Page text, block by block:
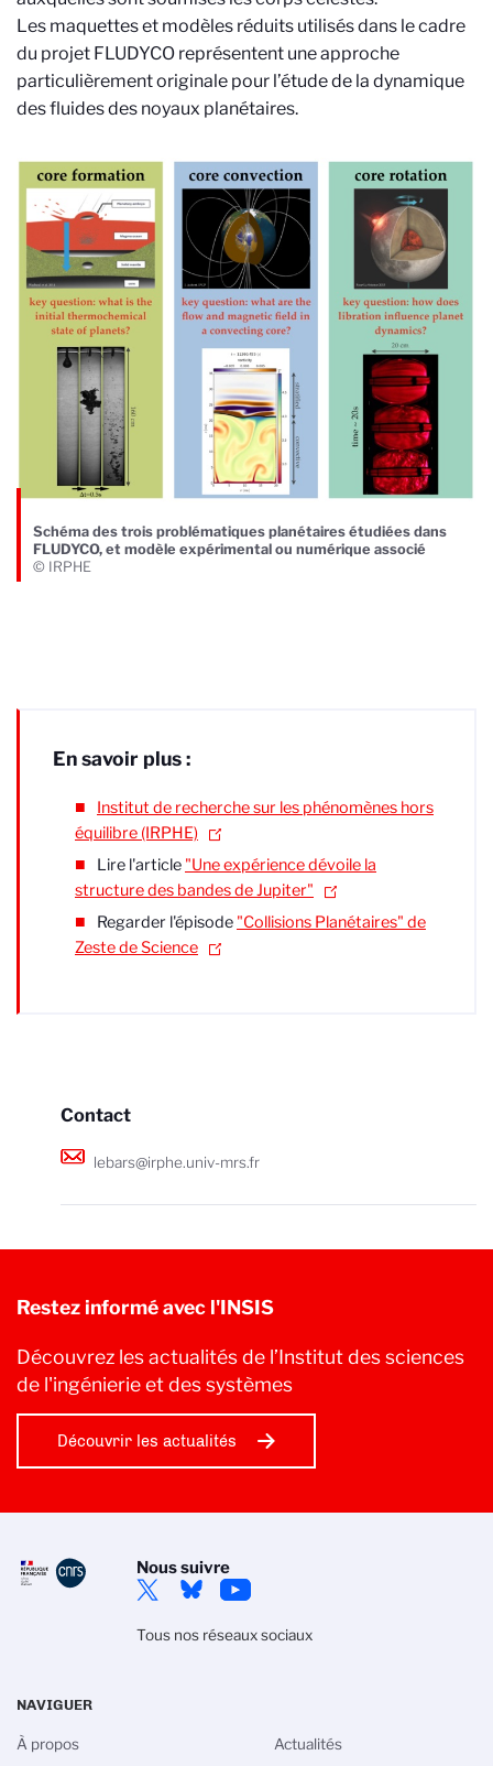
Les maquettes et modèles réduits utilisés dans le cadre
du projet FLUDYCO représentent une approche
particulièrement originale pour l’étude de la dynamique
des fluides des noyaux planétaires.
Schéma des trois problématiques planétaires étudiées dans
FLUDYCO, et modèle expérimental ou numérique associé
© IRPHE
En savoir plus :
Institut de recherche sur les phénomènes hors
équilibre (IRPHE)
Lire l'article "Une expérience dévoile la
structure des bandes de Jupiter"
Regarder l'épisode "Collisions Planétaires" de
Zeste de Science
Contact
lebars@irphe.univ-mrs.fr
Restez informé avec l'INSIS
Découvrez les actualités de l’Institut des sciences
de l'ingénierie et des systèmes
Découvrir les actualités
Nous suivre
Tous nos réseaux sociaux
NAVIGUER
À propos Actualités